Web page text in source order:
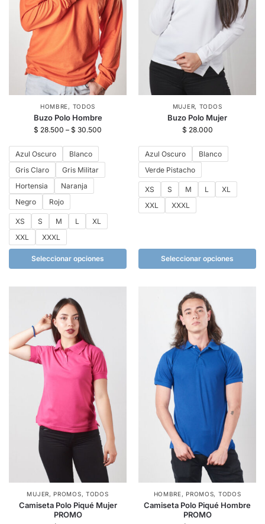
HOMBRE, TODOS
Buzo Polo Hombre
$ 28.500 – $ 30.500
Azul Oscuro
Blanco
Gris Claro
Gris Militar
Hortensia
Naranja
Negro
Rojo
XS S M L
XL
XXL
XXXL
Seleccionar opciones
MUJER, TODOS
Buzo Polo Mujer
$ 28.000
Azul Oscuro
Blanco
Verde Pistacho
XS S M L
XL
XXL
XXXL
Seleccionar opciones
MUJER,PROMOS, TODOS
Camiseta Polo Piqué Mujer
PROMO
HOMBRE,PROMOS, TODOS
Camiseta Polo Piqué Hombre
PROMO